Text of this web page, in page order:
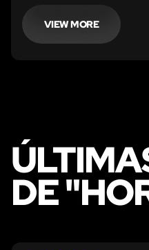
VIEW MORE
DE